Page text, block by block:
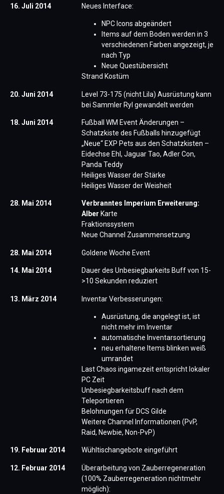
16. Juli 2014 Neues Interface:
NPC Icons abgeändert
Items auf dem Boden werden in 3
verschiedenen Farben angezeigt, je
nach Typ
Neue Questübersicht
Strand Kostüm
20. Juni 2014
Level 73-175 (nicht Lila) Ausrüstung kann
bei Sammler Ryl gewandelt werden
18. Juni 2014
Fußball WM Event Änderungen –
Schatzkiste des Fußballs hinzugefügt
„Neue“ EXP Pets aus den Schatzkisten –
Eidechse Ehl, Jaguar Tao, Adler Con,
Panda Teddy
Heiliges Wasser der Stärke
Heiliges Wasser der Weisheit
28. Mai 2014
Verbranntes Imperium Erweiterung:
Alber Karte
Fraktionssystem
Neue Channel Zusammensetzung
28. Mai 2014 Goldene Woche Event
14. Mai 2014
Dauer des Unbesiegbarkeits Buff von 15-
>10 Sekunden reduziert
13. März 2014 Inventar Verbesserungen:
Ausrüstung, die angelegt ist, ist
nicht mehr im Inventar
automatische Inventarsortierung
neu erhaltene Items blinken weiß
umrandet
Last Chaos ingamezeit entspricht lokaler
PC Zeit
Unbesiegbarkeitsbuff nach dem
Teleportieren
Belohnungen für DCS Gilde
Weitere Channel Informationen (PvP,
Raid, Newbie, Non-PvP)
19. Februar 2014 Wühltischangebote eingeführt
12. Februar 2014
Überarbeitung von Zauberregeneration
(100% Zauberregeneration nichtmehr
möglich):